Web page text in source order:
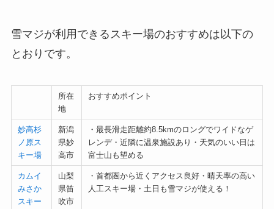
雪マジが利用できるスキー場のおすすめは以下の
とおりです。
所在
地
おすすめポイント
妙高杉
ノ原ス
キー場
新潟
県妙
高市
・最長滑走距離約8.5kmのロングでワイドなゲ
レンデ・近隣に温泉施設あり・天気のいい日は
富士山も望める
カムイ
みさか
スキー
山梨
県笛
吹市
・首都圏から近くアクセス良好・晴天率の高い
人工スキー場・土日も雪マジが使える！